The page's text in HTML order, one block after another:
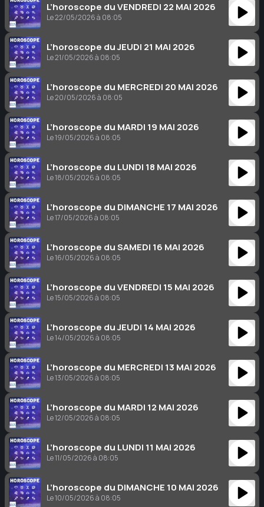
L’horoscope du VENDREDI 22 MAI 2026
Le 22/05/2026 à 08:05
L’horoscope du JEUDI 21 MAI 2026
Le 21/05/2026 à 08:05
L’horoscope du MERCREDI 20 MAI 2026
Le 20/05/2026 à 08:05
L’horoscope du MARDI 19 MAI 2026
Le 19/05/2026 à 08:05
L’horoscope du LUNDI 18 MAI 2026
Le 18/05/2026 à 08:05
L’horoscope du DIMANCHE 17 MAI 2026
Le 17/05/2026 à 08:05
L’horoscope du SAMEDI 16 MAI 2026
Le 16/05/2026 à 08:05
L’horoscope du VENDREDI 15 MAI 2026
Le 15/05/2026 à 08:05
L’horoscope du JEUDI 14 MAI 2026
Le 14/05/2026 à 08:05
L’horoscope du MERCREDI 13 MAI 2026
Le 13/05/2026 à 08:05
L’horoscope du MARDI 12 MAI 2026
Le 12/05/2026 à 08:05
L’horoscope du LUNDI 11 MAI 2026
Le 11/05/2026 à 08:05
L’horoscope du DIMANCHE 10 MAI 2026
Le 10/05/2026 à 08:05